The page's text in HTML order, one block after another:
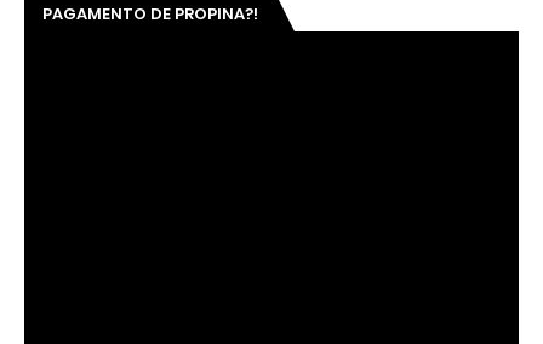
PAGAMENTO DE PROPINA?!